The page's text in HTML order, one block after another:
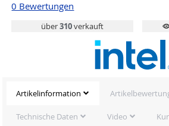
0 Bewertungen
über310verkauft
Artikelinformation
Technische Daten Video